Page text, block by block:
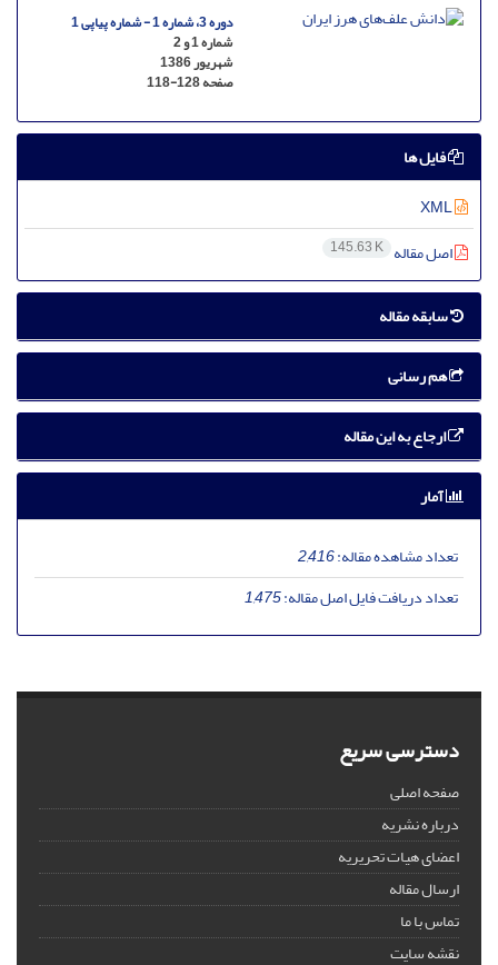
دوره 3، شماره 1 - شماره پیاپی 1
شماره 1 و 2
شهریور 1386
صفحه118-128
فایل ها
اصل مقاله 145.63 K
سابقه مقاله
هم رسانی
ارجاع به این مقاله
آمار
تعداد مشاهده مقاله:2,416
تعداد دریافت فایل اصل مقاله:1,475
دسترسی سریع
صفحه اصلی
درباره نشریه
اعضای هیات تحریریه
ارسال مقاله
تماس با ما
نقشه سایت